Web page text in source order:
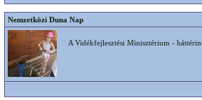
Nemzetközi Duna Nap
A Vidékfejlesztési Minisztérium -